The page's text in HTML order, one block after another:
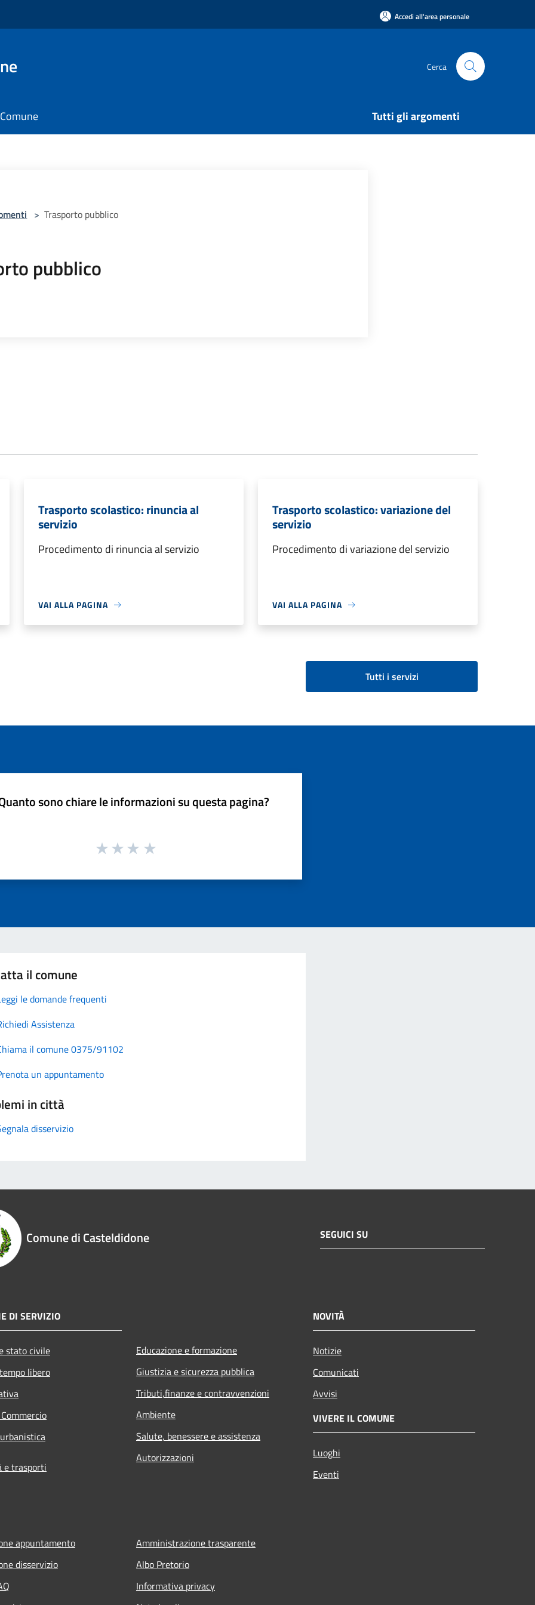
Accedi all'area personale
Cerca
Tutti gli argomenti
> Trasporto pubblico
pubblico
Trasporto scolastico: rinuncia al
servizio
Procedimento di rinuncia al servizio
VAI ALLA PAGINA
Trasporto scolastico: variazione del
servizio
Procedimento di variazione del servizio
VAI ALLA PAGINA
Tutti i servizi
sono chiare le informazioni su questa pagina?
il comune
le domande frequenti
Assistenza
il comune 0375/91102
un appuntamento
in città
disservizio
Comune di Casteldidone SEGUICI SU
DI SERVIZIO
stato civile
libero
trasporti
Educazione e formazione
Giustizia e sicurezza pubblica
Tributi,finanze e contravvenzioni
Ambiente
Salute, benessere e assistenza
Autorizzazioni
NOVITÀ
Notizie
Comunicati
Avvisi
VIVERE IL COMUNE
Luoghi
Eventi
appuntamento
disservizio
Amministrazione trasparente
Albo Pretorio
Informativa privacy